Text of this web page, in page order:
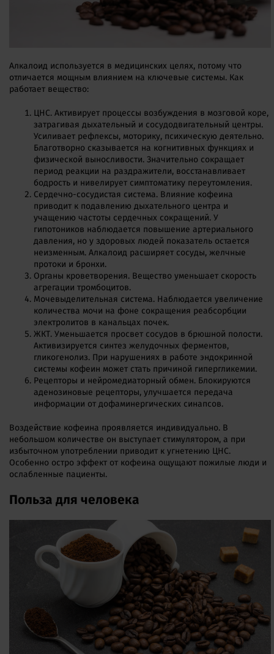
Алкалоид используется в медицинских целях, потому что
отличается мощным влиянием на ключевые системы. Как
работает вещество:
ЦНС. Активирует процессы возбуждения в мозговой коре,
затрагивая дыхательный и сосудодвигательный центры.
Усиливает рефлексы, моторику, психическую деятельно.
Благотворно сказывается на когнитивных функциях и
физической выносливости. Значительно сокращает
период реакции на раздражители, восстанавливает
бодрость и нивелирует симптоматику переутомления.
Сердечно-сосудистая система. Влияние кофеина
приводит к подавлению дыхательного центра и
учащению частоты сердечных сокращений. У
гипотоников наблюдается повышение артериального
давления, но у здоровых людей показатель остается
неизменным. Алкалоид расширяет сосуды, желчные
протоки и бронхи.
Органы кроветворения. Вещество уменьшает скорость
агрегации тромбоцитов.
Мочевыделительная система. Наблюдается увеличение
количества мочи на фоне сокращения реабсорбции
электролитов в канальцах почек.
ЖКТ. Уменьшается просвет сосудов в брюшной полости.
Активизируется синтез желудочных ферментов,
гликогенолиз. При нарушениях в работе эндокринной
системы кофеин может стать причиной гипергликемии.
Рецепторы и нейромедиаторный обмен. Блокируются
аденозиновые рецепторы, улучшается передача
информации от дофаминергических синапсов.
Воздействие кофеина проявляется индивидуально. В
небольшом количестве он выступает стимулятором, а при
избыточном употреблении приводит к угнетению ЦНС.
Особенно остро эффект от кофеина ощущают пожилые люди и
ослабленные пациенты.
Польза для человека